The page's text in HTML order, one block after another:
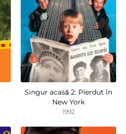
Singur acasă 2: Pierdut în
New York
1992